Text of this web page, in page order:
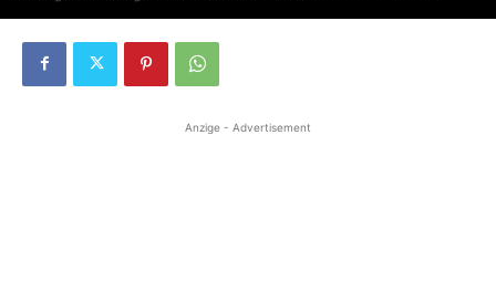
Anzige - Advertisement